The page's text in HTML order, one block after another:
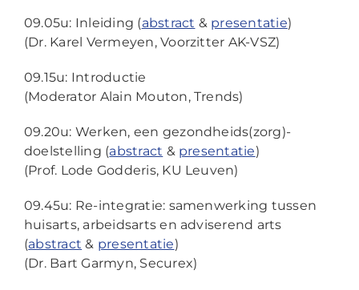
09.05u: Inleiding (abstract & presentatie)
(Dr. Karel Vermeyen, Voorzitter AK-VSZ)
09.15u: Introductie
(Moderator Alain Mouton, Trends)
09.20u: Werken, een gezondheids(zorg)-
doelstelling (abstract & presentatie)
(Prof. Lode Godderis, KU Leuven)
09.45u: Re-integratie: samenwerking tussen
huisarts, arbeidsarts en adviserend arts
(abstract & presentatie)
(Dr. Bart Garmyn, Securex)